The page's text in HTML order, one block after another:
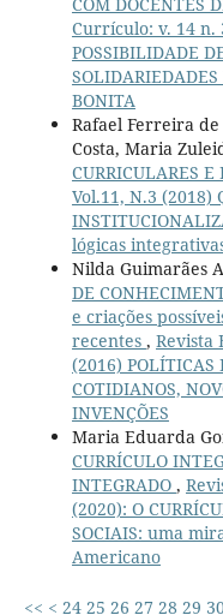
Currículo: v. 14 n.
POSSIBILIDADE
BONITA
Rafael Ferreira
Costa, Maria
CURRICULARES E
Vol.11, N.3 (2018)
lógicas
Nilda Guimarães
DE
e criações
recentes , Revista
(2016) POLÍTICAS
COTIDIANOS,
INVENÇÕES
Maria Eduarda
CURRÍCULO
INTEGRADO ,
(2020): O
SOCIAIS: uma
Americano
<< < 24 25 26 27 28 29